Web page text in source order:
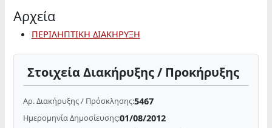
Αρχεία
ΠΕΡΙΛΗΠΤΙΚΗ ΔΙΑΚΗΡΥΞΗ
Στοιχεία Διακήρυξης / Προκήρυξης
Αρ. Διακήρυξης / Πρόσκλησης:5467
Ημερομηνία Δημοσίευσης:01/08/2012